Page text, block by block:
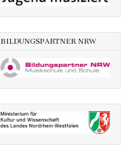
BILDUNGSPARTNER NRW